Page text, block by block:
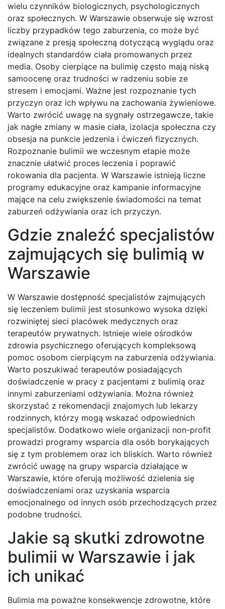
wielu czynników biologicznych, psychologicznych
oraz społecznych. W Warszawie obserwuje się wzrost
liczby przypadków tego zaburzenia, co może być
związane z presją społeczną dotyczącą wyglądu oraz
idealnych standardów ciała promowanych przez
media. Osoby cierpiące na bulimię często mają niską
samoocenę oraz trudności w radzeniu sobie ze
stresem i emocjami. Ważne jest rozpoznanie tych
przyczyn oraz ich wpływu na zachowania żywieniowe.
Warto zwrócić uwagę na sygnały ostrzegawcze, takie
jak nagłe zmiany w masie ciała, izolacja społeczna czy
obsesja na punkcie jedzenia i ćwiczeń fizycznych.
Rozpoznanie bulimii we wczesnym etapie może
znacznie ułatwić proces leczenia i poprawić
rokowania dla pacjenta. W Warszawie istnieją liczne
programy edukacyjne oraz kampanie informacyjne
mające na celu zwiększenie świadomości na temat
zaburzeń odżywiania oraz ich przyczyn.
Gdzie znaleźć specjalistów
zajmujących się bulimią w
Warszawie
W Warszawie dostępność specjalistów zajmujących
się leczeniem bulimii jest stosunkowo wysoka dzięki
rozwiniętej sieci placówek medycznych oraz
terapeutów prywatnych. Istnieje wiele ośrodków
zdrowia psychicznego oferujących kompleksową
pomoc osobom cierpiącym na zaburzenia odżywiania.
Warto poszukiwać terapeutów posiadających
doświadczenie w pracy z pacjentami z bulimią oraz
innymi zaburzeniami odżywiania. Można również
skorzystać z rekomendacji znajomych lub lekarzy
rodzinnych, którzy mogą wskazać odpowiednich
specjalistów. Dodatkowo wiele organizacji non-profit
prowadzi programy wsparcia dla osób borykających
się z tym problemem oraz ich bliskich. Warto również
zwrócić uwagę na grupy wsparcia działające w
Warszawie, które oferują możliwość dzielenia się
doświadczeniami oraz uzyskania wsparcia
emocjonalnego od innych osób przechodzących przez
podobne trudności.
Jakie są skutki zdrowotne
bulimii w Warszawie i jak
ich unikać
Bulimia ma poważne konsekwencje zdrowotne, które